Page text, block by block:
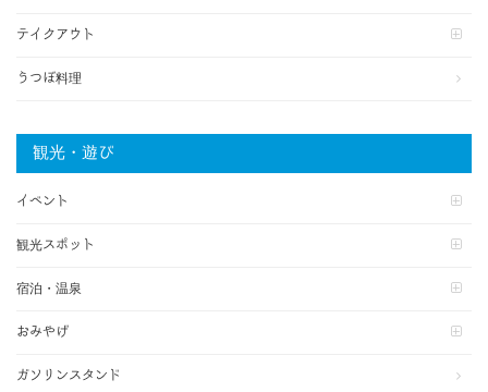
テイクアウト
うつぼ料理
観光・遊び
イベント
観光スポット
宿泊・温泉
おみやげ
ガソリンスタンド